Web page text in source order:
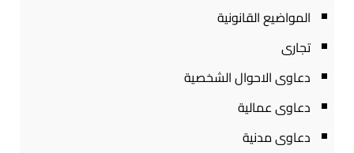
المواضيع القانونية
تجارى
دعاوى الاحوال الشخصية
دعاوى عمالية
دعاوى مدنية